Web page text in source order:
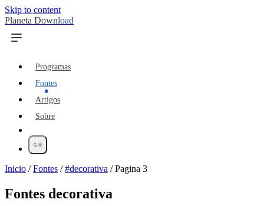
Skip to content
Planeta Download
Programas
Fontes
Artigos
Sobre
Inicio /Fontes /#decorativa /Pagina 3
Fontes decorativa